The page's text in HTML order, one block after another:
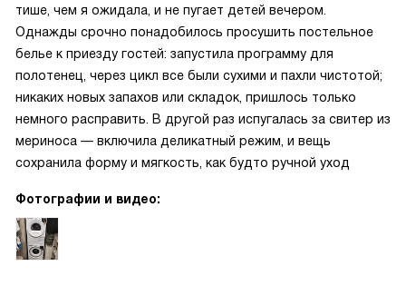
тише, чем я ожидала, и не пугает детей вечером.
Однажды срочно понадобилось просушить постельное
белье к приезду гостей: запустила программу для
полотенец, через цикл все были сухими и пахли чистотой;
никаких новых запахов или складок, пришлось только
немного расправить. В другой раз испугалась за свитер из
мериноса — включила деликатный режим, и вещь
сохранила форму и мягкость, как будто ручной уход
Фотографии и видео: